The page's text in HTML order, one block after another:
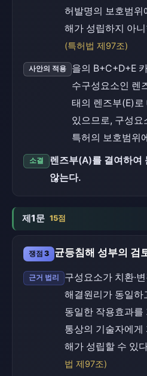
허발명의 보호범위
해가 성립하지 아
(특허법 제97조)
사안의 적용
을의 B+C+D+E
수구성요소인 렌
태의 렌즈부(E)
있으므로, 구성요
특허의 보호범위
소결
렌즈부(A)를 결여하여
않는다.
제1문 15점
쟁점 3 균등침해 성부의 검
근거 법리
구성요소가 치환·
해결원리가 동일하
동일한 작용효과를
통상의 기술자에게
해가 성립할 수 있
법 제97조)